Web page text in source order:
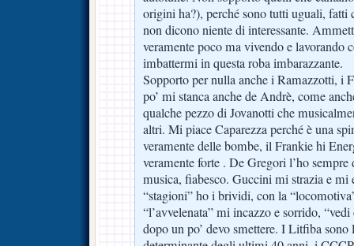
origini ha?), perché sono tutti uguali, fatti
non dicono niente di interessante.
veramente poco ma vivendo e lavorando
imbattermi in questa roba imbarazzante.
Sopporto per nulla anche i Ramazzotti, i
po’ mi stanca anche de Andrè, come
qualche pezzo di Jovanotti che
altri. Mi piace Caparezza perché è una
veramente delle bombe, il Frankie hi
veramente forte . De Gregori l’ho
musica, fiabesco. Guccini mi strazia e mi
“stagioni” ho i brividi, con la
“l’avvelenata” mi incazzo e sorrido,
dopo un po’ devo smettere. I Litfiba